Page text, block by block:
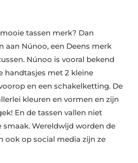
tassen merk? Dan
aan Núnoo, een Deens merk
Núnoo is vooral bekend
handtasjes met 2 kleine
en een schakelketting. De
kleuren en vormen en zijn
En de tassen vallen niet
smaak. Wereldwijd worden de
ook op social media zijn ze